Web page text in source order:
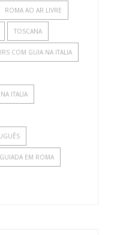
ROMA AO AR LIVRE
TOSCANA
COM GUIA NA ITALIA
ITALIA
EM ROMA